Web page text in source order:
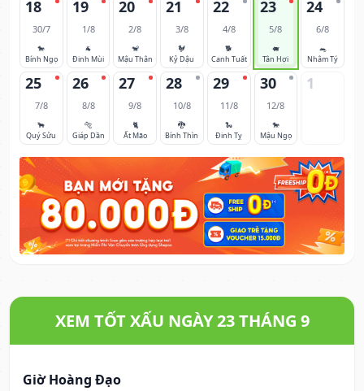
18
30/7
🐎
Bính Ngọ
19
1/8
🐐
Đinh Mùi
20
2/8
🐒
Mậu Thân
21
3/8
🐓
Kỷ Dậu
22
4/8
🐕
Canh Tuất
23
5/8
🐖
Tân Hợi
24
6/8
🐀
Nhâm Tý
25
7/8
🐂
Quý Sửu
26
8/8
🐅
Giáp Dần
27
9/8
🐈
Ất Mão
28
10/8
🐉
Bính Thìn
29
11/8
🐍
Đinh Tỵ
30
12/8
🐎
Mậu Ngọ
1
XEM TỐT XẤU NGÀY 23 THÁNG 9
Giờ Hoàng Đạo